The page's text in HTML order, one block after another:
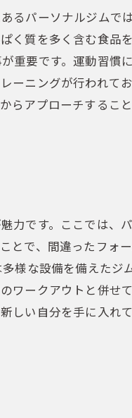
るパーソナルジムで
く質を多く含む食品
重要です。運動習慣
ーニングが行われて
らアプローチするこ
力です。ここでは、
とで、間違ったフォ
様な設備を備えたジ
ワークアウトと併せ
しい自分を手に入れ